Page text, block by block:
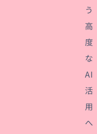
う
高
度
な
AI
活
用
へ